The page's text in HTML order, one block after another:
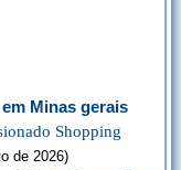
Minas gerais
Shopping
de 2026)